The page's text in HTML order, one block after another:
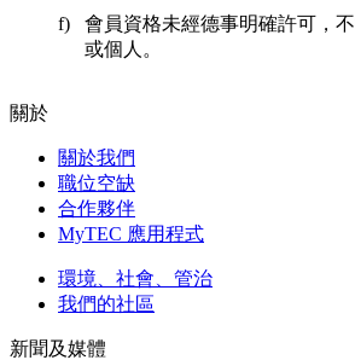
會員資格未經德事明確許可，
或個人。
關於
關於我們
職位空缺
合作夥伴
MyTEC 應用程式
環境、社會、管治
我們的社區
新聞及媒體